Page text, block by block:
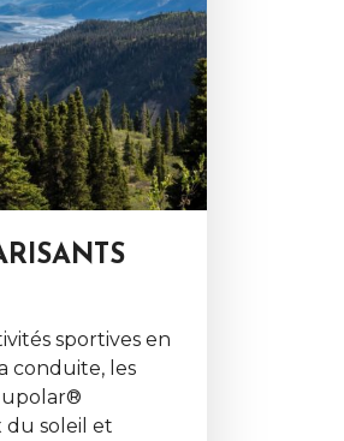
sportives en
conduite, les
du soleil et